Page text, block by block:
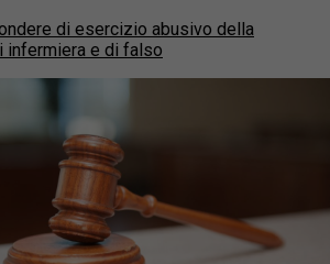
di esercizio abusivo della
infermiera e di falso